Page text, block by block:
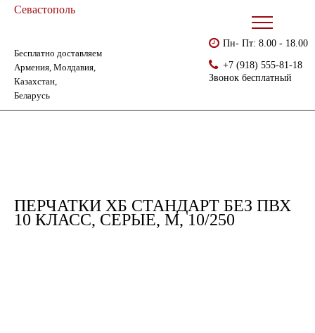
Севастополь
Бесплатно доставляем
Армения, Молдавия,
Казахстан,
Беларусь
Пн- Пт: 8.00 - 18.00
+7 (918) 555-81-18
Звонок бесплатный
Каталог
Перчатки хб стандарт без ПВХ 10 класс, серые, М, 10/250
ПЕРЧАТКИ ХБ СТАНДАРТ БЕЗ ПВХ
10 КЛАСС, СЕРЫЕ, М, 10/250